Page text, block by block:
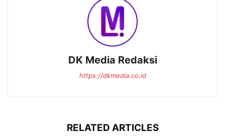
DK Media Redaksi
https://dkmedia.co.id
RELATED ARTICLES